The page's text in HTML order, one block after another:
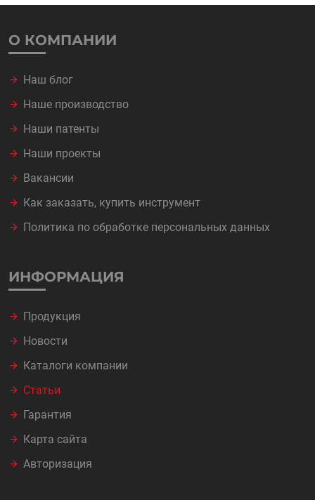
О КОМПАНИИ
Наш блог
Наше производство
Наши патенты
Наши проекты
Вакансии
Как заказать, купить инструмент
Политика по обработке персональных данных
ИНФОРМАЦИЯ
Продукция
Новости
Каталоги компании
Статьи
Гарантия
Карта сайта
Авторизация